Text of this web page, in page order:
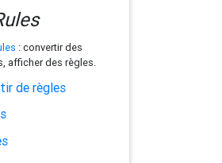
: convertir des
afficher des règles.
de règles